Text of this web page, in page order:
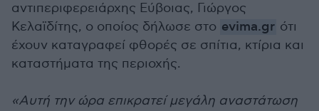
αντιπεριφερειάρχης Εύβοιας, Γιώργος
Κελαϊδίτης, ο οποίος δήλωσε στο evima.gr ότι
έχουν καταγραφεί φθορές σε σπίτια, κτίρια και
καταστήματα της περιοχής.
«Αυτή την ώρα επικρατεί μεγάλη αναστάτωση